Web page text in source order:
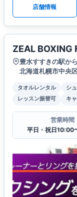
店舗情報
ZEAL BOXING
豊水すすきの駅か
北海道札幌市中央
タオルレンタル シ
レッスン振替可
キ
営業時間
平日・祝日10:00